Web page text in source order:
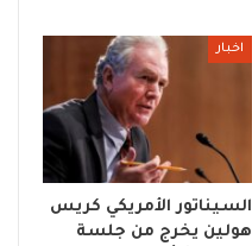
اخبار
السيناتور الأمريكي كريس
هولين يخرج من جلسة